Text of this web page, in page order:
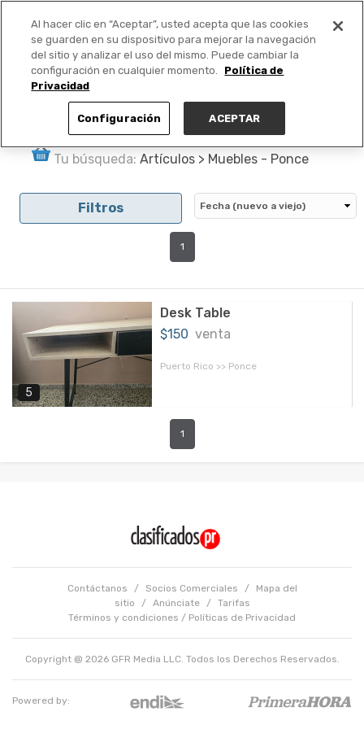
PUBLICA GRATIS +
Tu búsqueda: Artículos > Muebles - Ponce
Filtros
1
5
Desk Table
$150 venta
Puerto Rico >> Ponce
1
Contáctanos / Socios Comerciales /
Mapa del
sitio
/ Anúnciate /
Tarifas
Términos y condiciones / Políticas de Privacidad
Copyright @ 2026 GFR Media LLC. Todos los Derechos Reservados.
Powered by:
Al hacer clic en “Aceptar”, usted acepta que las cookies
se guarden en su dispositivo para mejorar la navegación
del sitio y analizar el uso del mismo. Puede cambiar la
configuración en cualquier momento.
Política de
Privacidad
Configuración ACEPTAR